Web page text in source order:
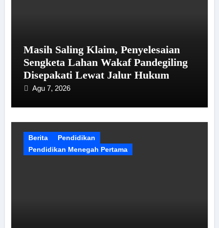
Masih Saling Klaim, Penyelesaian
Sengketa Lahan Wakaf Pandegiling
Disepakati Lewat Jalur Hukum
Agu 7, 2026
Berita
Pendidikan
Pendidikan Menegah Pertama